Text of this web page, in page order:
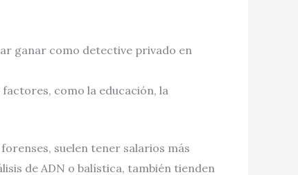
ganar como detective privado en
como la educación, la
suelen tener salarios más
de ADN o balística, también tienden